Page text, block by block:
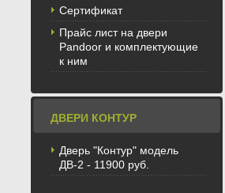
Сертификат
Прайс лист на двери
Pandoor и комплектующие
к ним
ДВЕРИ КОНТУР
Дверь "Контур" модель
ДВ-2 - 11900 руб.